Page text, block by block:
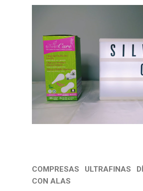
COMPRESAS ULTRAFINAS
CON ALAS